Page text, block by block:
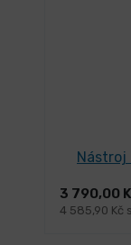
Nástroj
3 790,00
4 585,90 Kč